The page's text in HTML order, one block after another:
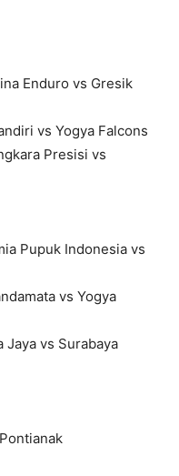
Enduro vs Gresik
vs Yogya Falcons
Presisi vs
Pupuk Indonesia vs
vs Yogya
Jaya vs Surabaya